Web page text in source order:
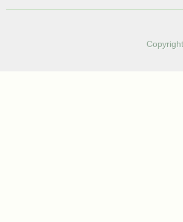
Copyright